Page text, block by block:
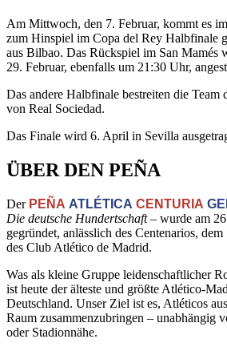
Am Mittwoch, den 7. Februar, kommt es
zum Hinspiel im Copa del Rey Halbfinale
aus Bilbao. Das Rückspiel im San Mamés
29. Februar, ebenfalls um 21:30 Uhr,
Das andere Halbfinale bestreiten die
von Real Sociedad.
Das Finale wird 6. April in Sevilla
ÜBER DEN PEÑA
Der PEÑA ATLÉTICA CENTURIA
Die deutsche Hundertschaft– wurde am
gegründet, anlässlich des Centenarios,
des Club Atlético de Madrid.
Was als kleine Gruppe leidenschaftlicher
ist heute der älteste und größte Atlético-
Deutschland. Unser Ziel ist es, Atléticos
Raum zusammenzubringen – unabhängig
oder Stadionnähe.